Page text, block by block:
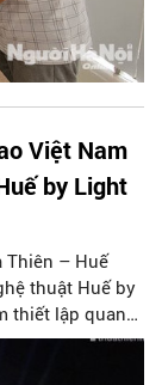
Việt Nam
by Light
Thiên – Huế
thuật Huế by
thiết lập quan